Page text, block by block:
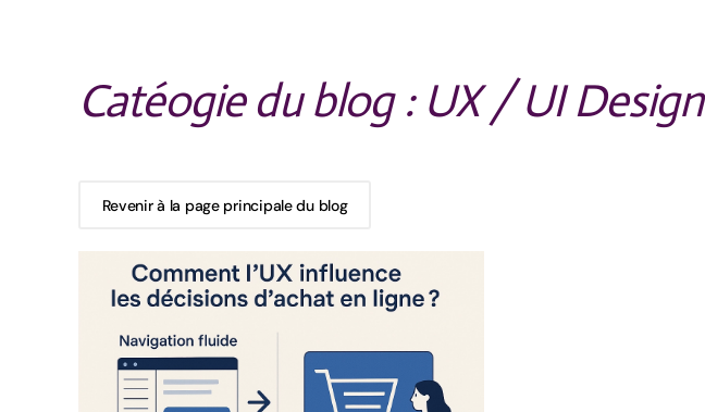
Catéogie du blog : UX / UI Design
Revenir à la page principale du blog